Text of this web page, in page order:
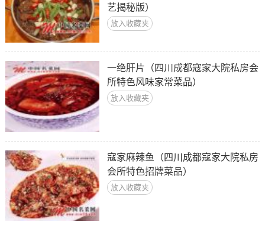
艺揭秘版）
放入收藏夹
一绝肝片（四川成都寇家大院私房会
所特色风味家常菜品）
放入收藏夹
寇家麻辣鱼（四川成都寇家大院私房
会所特色招牌菜品）
放入收藏夹